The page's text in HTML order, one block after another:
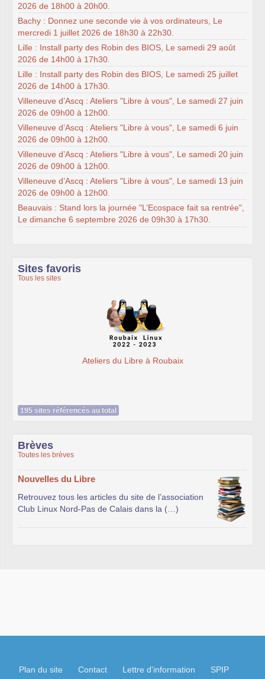
2026 de 18h00 à 20h00.
Bachy : Donnez une seconde vie à vos ordinateurs, Le
mercredi 1 juillet 2026 de 18h30 à 22h30.
Lille : Install party des Robin des BIOS, Le samedi 29 août
2026 de 14h00 à 17h30.
Lille : Install party des Robin des BIOS, Le samedi 25 juillet
2026 de 14h00 à 17h30.
Villeneuve d’Ascq : Ateliers "Libre à vous", Le samedi 27 juin
2026 de 09h00 à 12h00.
Villeneuve d’Ascq : Ateliers "Libre à vous", Le samedi 6 juin
2026 de 09h00 à 12h00.
Villeneuve d’Ascq : Ateliers "Libre à vous", Le samedi 20 juin
2026 de 09h00 à 12h00.
Villeneuve d’Ascq : Ateliers "Libre à vous", Le samedi 13 juin
2026 de 09h00 à 12h00.
Beauvais : Stand lors la journée "L’Ecospace fait sa rentrée",
Le dimanche 6 septembre 2026 de 09h30 à 17h30.
Sites favoris
Tous les sites
Ateliers du Libre à Roubaix
195 sites référencés au total
Brèves
Toutes les brèves
Nouvelles du Libre
Retrouvez tous les articles du site de l’association
Club Linux Nord-Pas de Calais dans la (…)
Plan du site Contact Lettre d'information SPIP